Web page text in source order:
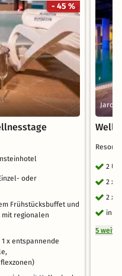
- 45 %
oder
Frühstücksbuffet und
regionalen
x entspannende
Resort
2
2 x
2 x
inkl.
5